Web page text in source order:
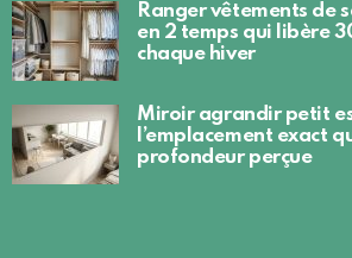
Ranger vêtements de
en 2 temps qui libère
chaque hiver
Miroir agrandir petit
l’emplacement exact
profondeur perçue